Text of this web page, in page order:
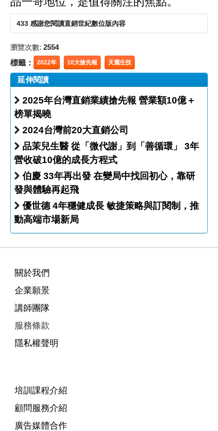
433 感謝您閱讀直銷世紀數位版內容
瀏覽次數: 2554
標籤： 2022年 10大搶先報 天麗生技
延伸閱讀
2025年台灣直銷業績搶先報 營業額10億＋
榜單揭曉
2024台灣前20大直銷公司
品茉兒生醫 從「微代謝」到「善循環」 3年
營收破10億的成長方程式
伯慶 33年再出發 在變局中找回初心，靠研
發與體驗再起飛
優世德 4年穩健成長 敏捷策略與訂閱制，推
動高端市場新局
關於我們
企業願景
講師團隊
服務條款
隱私權聲明
培訓課程介紹
顧問服務介紹
廣告媒體合作